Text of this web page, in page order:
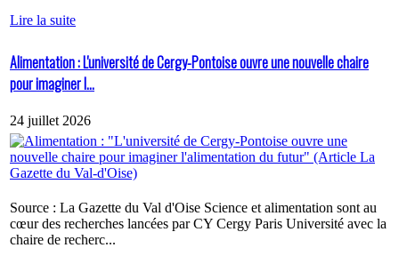
Lire la suite
Alimentation : L'université de Cergy-Pontoise ouvre une nouvelle chaire
pour imaginer l...
24 juillet 2026
Source : La Gazette du Val d'Oise Science et alimentation sont au
cœur des recherches lancées par CY Cergy Paris Université avec la
chaire de recherc...